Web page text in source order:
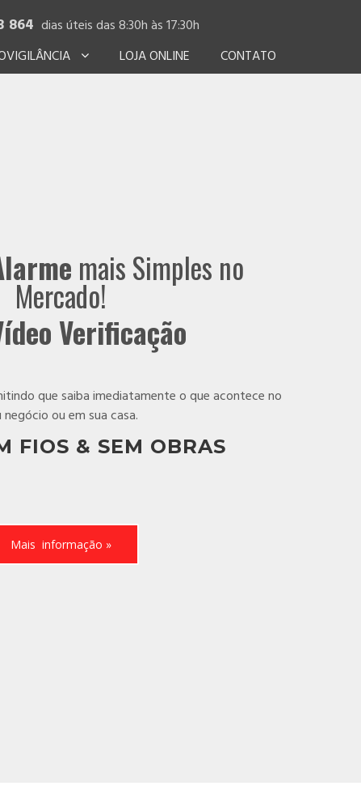
864 dias úteis das 8:30h às 17:30h
LOJA ONLINE CONTATO
mais Simples no
Mercado!
Verificação
que saiba imediatamente o que acontece no
negócio ou em sua casa.
FIOS & SEM OBRAS
Mais informação »